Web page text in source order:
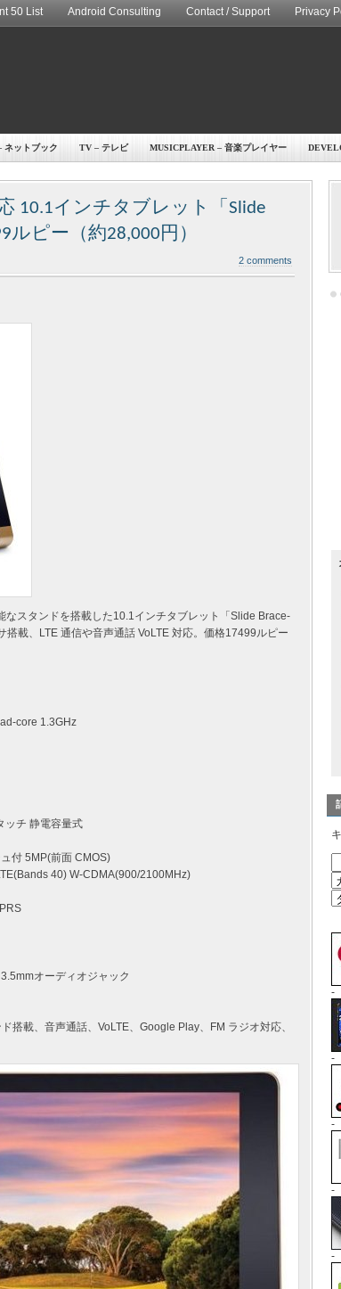
50 List Android Consulting Contact / Support Privacy
ネットブック TV – テレビ MUSICPLAYER – 音楽プレイヤー
10.1インチタブレット「Slide
ルピー（約28,000円）
2 comments
スタンドを搭載した10.1インチタブレット「Slide Brace-
載、LTE 通信や音声通話 VoLTE 対応。価格17499ルピー
core 1.3GHz
ッチ 静電容量式
付 5MP(前面 CMOS)
40) W-CDMA(900/2100MHz)
オーディオジャック
搭載、音声通話、VoLTE、Google Play、FM ラジオ対応、
-
-
-
-
-